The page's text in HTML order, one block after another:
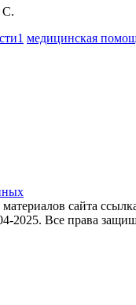
С.
1 медицинская
сайта
2025. Все права